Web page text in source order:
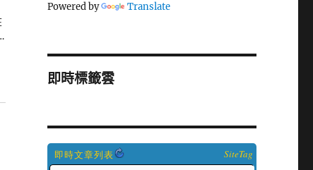
Powered by Translate
即時標籤雲
SiteTag